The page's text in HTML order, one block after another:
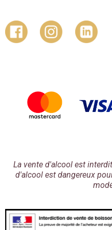
La vente d'alcool est
d'alcool est dangereux